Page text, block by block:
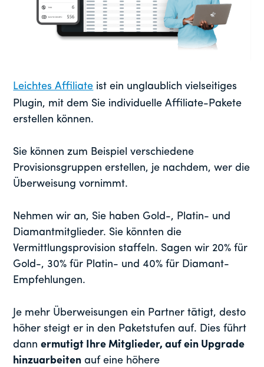
Leichtes Affiliate ist ein unglaublich vielseitiges
Plugin, mit dem Sie individuelle Affiliate-Pakete
erstellen können.
Sie können zum Beispiel verschiedene
Provisionsgruppen erstellen, je nachdem, wer die
Überweisung vornimmt.
Nehmen wir an, Sie haben Gold-, Platin- und
Diamantmitglieder. Sie könnten die
Vermittlungsprovision staffeln. Sagen wir 20% für
Gold-, 30% für Platin- und 40% für Diamant-
Empfehlungen.
Je mehr Überweisungen ein Partner tätigt, desto
höher steigt er in den Paketstufen auf. Dies führt
dannermutigt Ihre Mitglieder, auf ein Upgrade
hinzuarbeiten auf eine höhere